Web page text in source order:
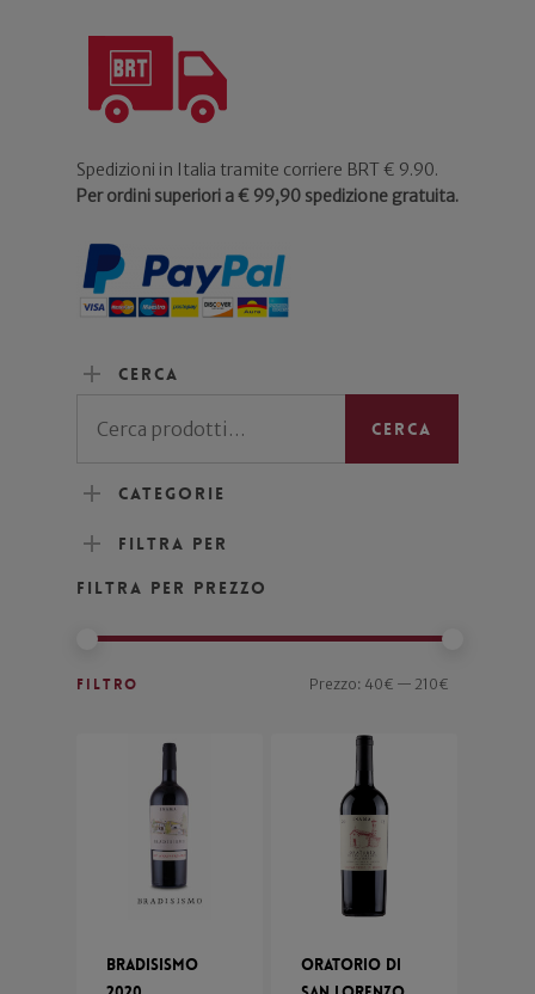
Spedizioni in Italia tramite corriere BRT € 9.90.
Per ordini superiori a € 99,90 spedizione gratuita.
Cerca
Cerca
Categorie
Filtra per
Filtra per prezzo
Filtro Prezzo: 40€ — 210€
Bradisismo
Oratorio di